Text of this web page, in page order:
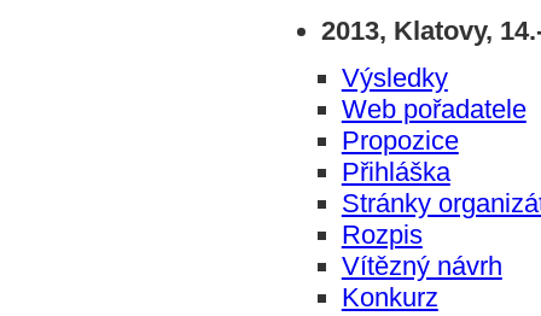
2013, Klatovy,
Výsledky
Web pořadatele
Propozice
Přihláška
Stránky
Rozpis
Vítězný návrh
Konkurz